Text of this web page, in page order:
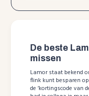
De beste
missen
Lamor staat bekend
flink kunt besparen
de ‘kortingscode van